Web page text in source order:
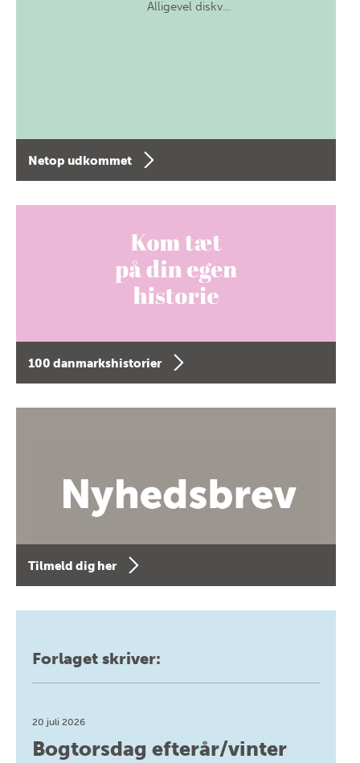
Alligevel diskv…
Netop udkommet
100 danmarkshistorier
Tilmeld dig her
Forlaget skriver:
20 juli 2026
Bogtorsdag efterår/vinter